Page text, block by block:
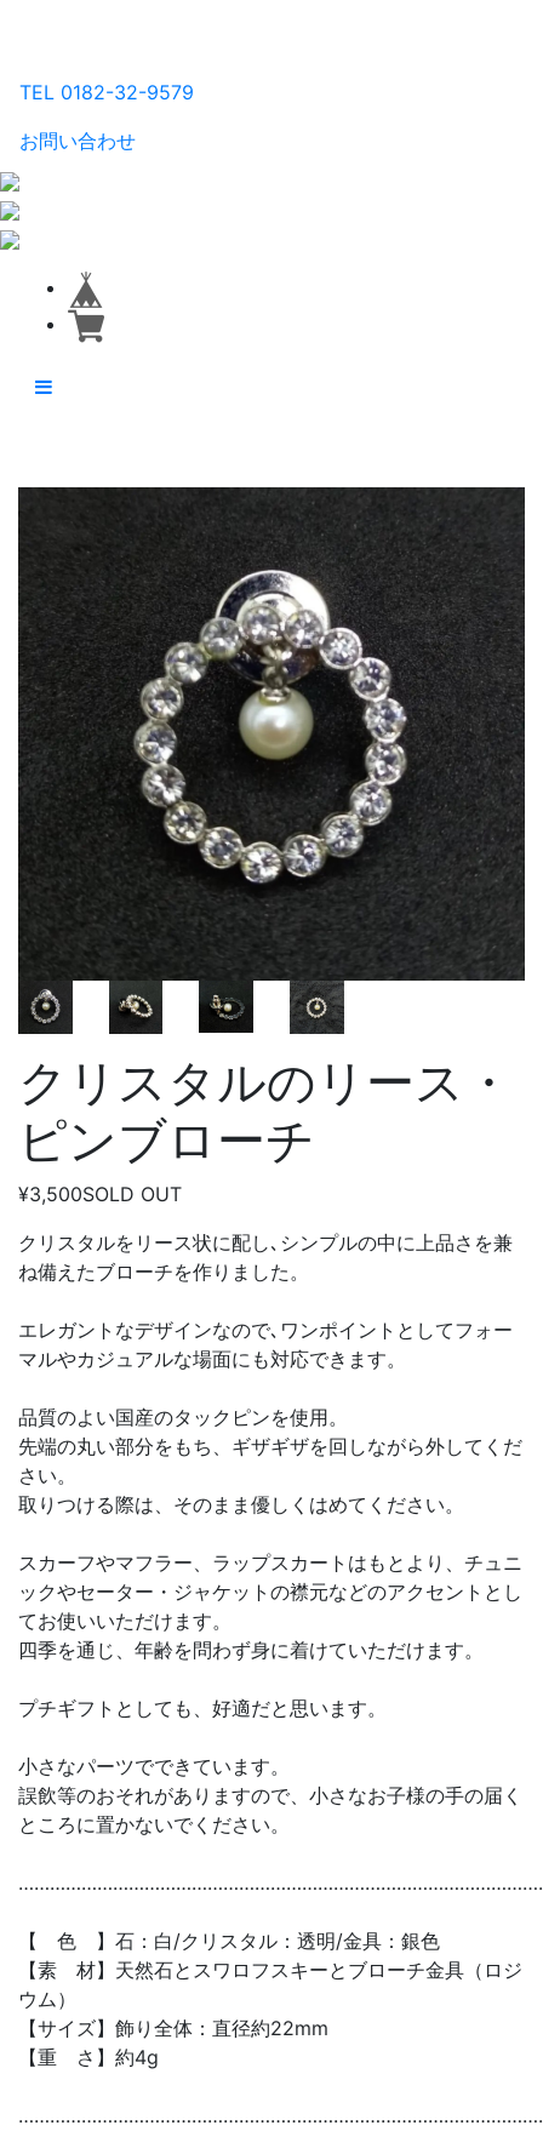
TEL 0182-32-9579
お問い合わせ
クリスタルのリース・
ピンブローチ
¥3,500SOLD OUT
クリスタルをリース状に配し､シンプルの中に上品さを兼
ね備えたブローチを作りました。
エレガントなデザインなので､ワンポイントとしてフォー
マルやカジュアルな場面にも対応できます。
品質のよい国産のタックピンを使用。
先端の丸い部分をもち、ギザギザを回しながら外してくだ
さい。
取りつける際は、そのまま優しくはめてください。
スカーフやマフラー、ラップスカートはもとより、チュニ
ックやセーター・ジャケットの襟元などのアクセントとし
てお使いいただけます。
四季を通じ、年齢を問わず身に着けていただけます。
プチギフトとしても、好適だと思います。
小さなパーツでできています。
誤飲等のおそれがありますので、小さなお子様の手の届く
ところに置かないでください。
【 色 】石：白/クリスタル：透明/金具：銀色
【素 材】天然石とスワロフスキーとブローチ金具（ロジ
ウム）
【サイズ】飾り全体：直径約22mm
【重 さ】約4g